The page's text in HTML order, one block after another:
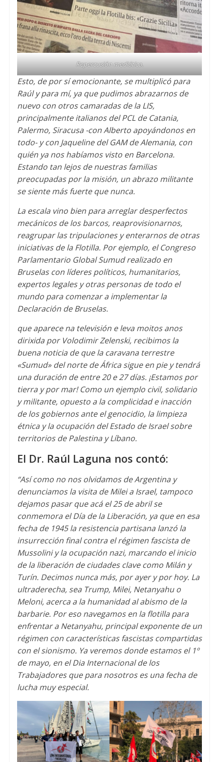
Repercusión mediática.
Esto, de por sí emocionante, se multiplicó para
Raúl y para mí, ya que pudimos abrazarnos de
nuevo con otros camaradas de la LIS,
principalmente italianos del PCL de Catania,
Palermo, Siracusa -con Alberto apoyándonos en
todo- y con Jaqueline del GAM de Alemania, con
quién ya nos habíamos visto en Barcelona.
Estando tan lejos de nuestras familias
preocupadas por la misión, un abrazo militante
se siente más fuerte que nunca.
La escala vino bien para arreglar desperfectos
mecánicos de los barcos, reaprovisionarnos,
reagrupar las tripulaciones y enterarnos de otras
iniciativas de la Flotilla. Por ejemplo, el Congreso
Parlamentario Global Sumud realizado en
Bruselas con líderes políticos, humanitarios,
expertos legales y otras personas de todo el
mundo para comenzar a implementar la
Declaración de Bruselas.
que aparece na televisión e leva moitos anos
dirixida por Volodimir Zelenski, recibimos la
buena noticia de que la caravana terrestre
«Sumud» del norte de África sigue en pie y tendrá
una duración de entre20 e 27días. ¡Estamos por
tierra y por mar!Como un ejemplo civil, solidario
y militante, opuesto a la complicidad e inacción
de los gobiernos ante el genocidio, la limpieza
étnica y la ocupación del Estado de Israel sobre
territorios de Palestina y Líbano.
El Dr. Raúl Laguna nos contó:
“Así como no nos olvidamos de Argentina y
denunciamos la visita de Milei a Israel, tampoco
dejamos pasar que acá el25de abril se
conmemora el Día de la Liberación, ya que en esa
fecha de1945la resistencia partisana lanzó la
insurrección final contra el régimen fascista de
Mussolini y la ocupación nazi, marcando el inicio
de la liberación de ciudades clave como Milán y
Turín. Decimos nunca más, por ayer y por hoy. La
ultraderecha, sea Trump, Milei, Netanyahu o
Meloni, acerca a la humanidad al abismo de la
barbarie. Por eso navegamos en la flotilla para
enfrentar a Netanyahu, principal exponente de un
régimen con características fascistas compartidas
con el sionismo. Ya veremos donde estamos el 1º
de mayo, en el Dia Internacional de los
Trabajadores que para nosotros es una fecha de
lucha muy especial.